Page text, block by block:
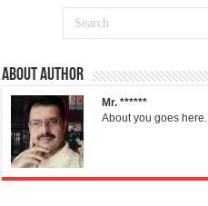
About Author
Mr. ******
About you goes here...